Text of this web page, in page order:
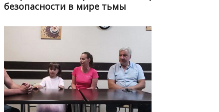
безопасности в мире тьмы